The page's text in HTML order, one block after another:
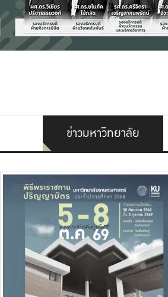
ข่าวมหาวิทยาลัย